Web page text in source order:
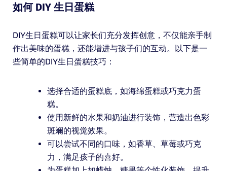
如何 DIY 生日蛋糕
DIY生日蛋糕可以让家长们充分发挥创意，不仅能亲手制
作出美味的蛋糕，还能增进与孩子们的互动。以下是一
些简单的DIY生日蛋糕技巧：
选择合适的蛋糕底，如海绵蛋糕或巧克力蛋
糕。
使用新鲜的水果和奶油进行装饰，营造出色彩
斑斓的视觉效果。
可以尝试不同的口味，如香草、草莓或巧克
力，满足孩子的喜好。